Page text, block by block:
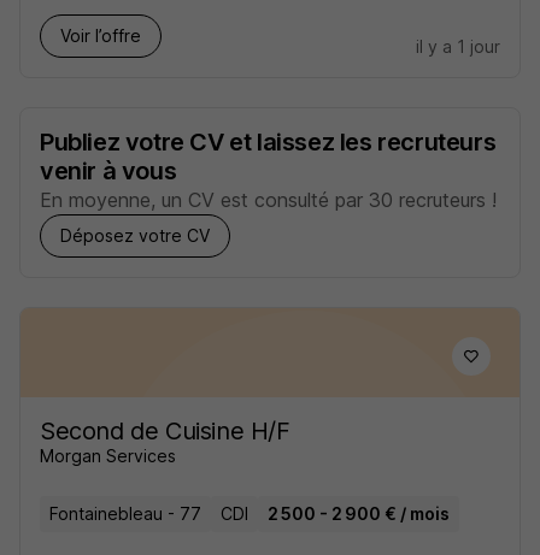
Voir l’offre
il y a 1 jour
Publiez votre CV et laissez les recruteurs
venir à vous
En moyenne, un CV est consulté par 30 recruteurs !
Déposez votre CV
Second de Cuisine H/F
Morgan Services
Fontainebleau - 77 CDI 2 500 - 2 900 € / mois